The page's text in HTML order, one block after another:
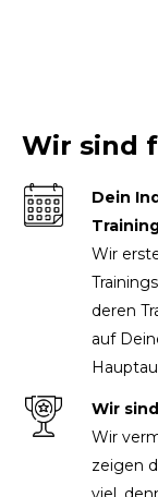
Wir sind
Dein
Wir
deren
auf
Wir
Wir
zeigen